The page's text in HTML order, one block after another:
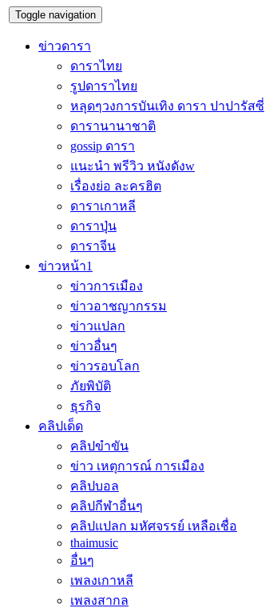
Toggle navigation
ข่าวดารา
ดาราไทย
รูปดาราไทย
หลุดๆวงการบันเทิง ดารา ปาปารัสซี่
ดารานานาชาติ
gossip ดารา
แนะนำ พรีวิว หนังดังw
เรื่องย่อ ละครฮิต
ดาราเกาหลี
ดาราปุ่น
ดาราจีน
ข่าวหน้า1
ข่าวการเมือง
ข่าวอาชญากรรม
ข่าวแปลก
ข่าวอื่นๆ
ข่าวรอบโลก
ภัยพิบัติ
ธุรกิจ
คลิปเด็ด
คลิปขำขัน
ข่าว เหตุการณ์ การเมือง
คลิปบอล
คลิปกีฬาอื่นๆ
คลิปแปลก มหัศจรรย์ เหลือเชื่อ
thaimusic
อื่นๆ
เพลงเกาหลี
เพลงสากล